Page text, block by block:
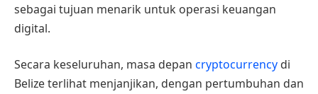
sebagai tujuan menarik untuk operasi keuangan
digital.
Secara keseluruhan, masa depan cryptocurrency di
Belize terlihat menjanjikan, dengan pertumbuhan dan